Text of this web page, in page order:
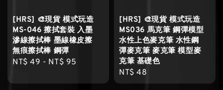
[HRS] 🎨現貨 模式玩造
MS-046 擦拭套裝 入墨
滲線擦拭棒 墨線橡皮擦
無痕擦拭棒 鋼彈
Regular
NT$ 49 - NT$ 95
[HRS] 🎨現貨 模式玩造
MS036 馬克筆 鋼彈模型
水性上色麥克筆 水性鋼
彈麥克筆 麥克筆 模型麥
克筆 基礎色
Regular
price
NT$ 48